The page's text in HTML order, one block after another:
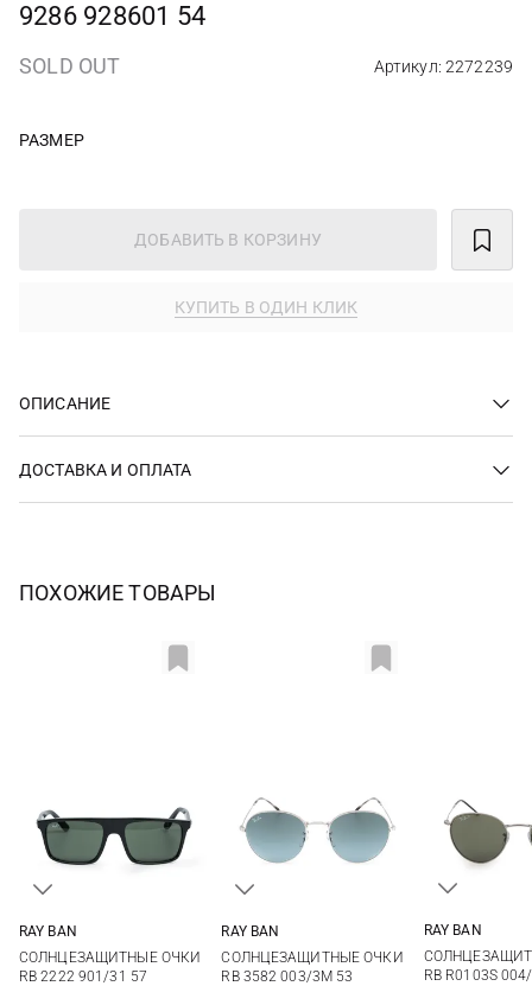
9286 928601 54
SOLD OUT Артикул: 2272239
РАЗМЕР
ДОБАВИТЬ В КОРЗИНУ
КУПИТЬ В ОДИН КЛИК
ОПИСАНИЕ
ДОСТАВКА И ОПЛАТА
ПОХОЖИЕ ТОВАРЫ
RAY BAN
СОЛНЦЕЗАЩИТНЫЕ ОЧКИ
RB 2222 901/31 57
RAY BAN
СОЛНЦЕЗАЩИТНЫЕ ОЧКИ
RB 3582 003/3M 53
RAY BAN
RB R0103S